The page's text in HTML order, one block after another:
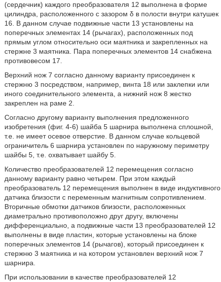
(сердечник) каждого преобразователя 12 выполнена в форме
цилиндра, расположенного с зазором δ в полости внутри катушек
16. В данном случае подвижные части 13 установлены на
поперечных элементах 14 (рычагах), расположенных под
прямым углом относительно оси маятника и закрепленных на
стержне 3 маятника. Пара поперечных элементов 14 снабжена
противовесом 17.
Верхний нож 7 согласно данному варианту присоединен к
стержню 3 посредством, например, винта 18 или заклепки или
иного соединительного элемента, а нижний нож 8 жестко
закреплен на раме 2.
Согласно другому варианту выполнения предложенного
изобретения (фиг. 4-6) шайба 5 шарнира выполнена сплошной,
т.е. не имеет осевое отверстие. В данном случае кольцевой
ограничитель 6 шарнира установлен по наружному периметру
шайбы 5, т.е. охватывает шайбу 5.
Количество преобразователей 12 перемещения согласно
данному варианту равно четырем. При этом каждый
преобразователь 12 перемещения выполнен в виде индуктивного
датчика близости с переменным магнитным сопротивлением.
Вторичные обмотки датчиков близости, расположенных
диаметрально противоположно друг другу, включены
дифференциально, а подвижные части 13 преобразователей 12
выполнены в виде пластин, которые установлены на блоке
поперечных элементов 14 (рычагов), который присоединен к
стержню 3 маятника и на котором установлен верхний нож 7
шарнира.
При использовании в качестве преобразователей 12